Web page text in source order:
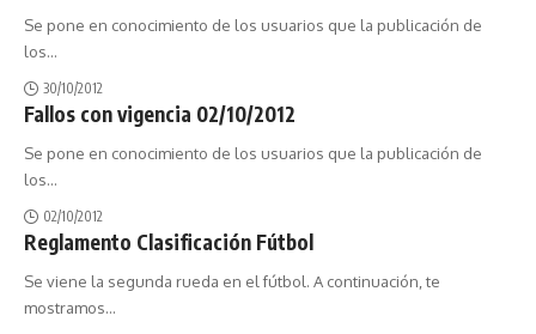
Se pone en conocimiento de los usuarios que la publicación de
los…
30/10/2012
Fallos con vigencia 02/10/2012
Se pone en conocimiento de los usuarios que la publicación de
los…
02/10/2012
Reglamento Clasificación Fútbol
Se viene la segunda rueda en el fútbol. A continuación, te
mostramos…